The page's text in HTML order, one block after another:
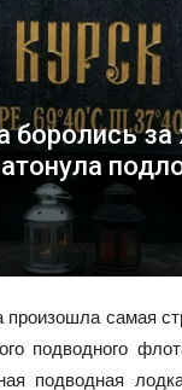
Морской
собор
боролись
произошла самая
подводного
подводная